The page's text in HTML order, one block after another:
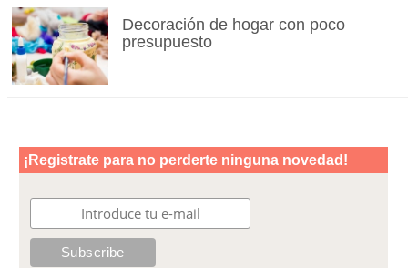
Decoración de hogar con poco
presupuesto